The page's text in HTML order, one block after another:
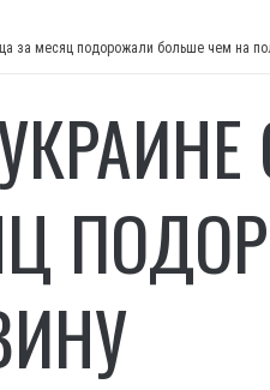
за месяц подорожали больше чем на